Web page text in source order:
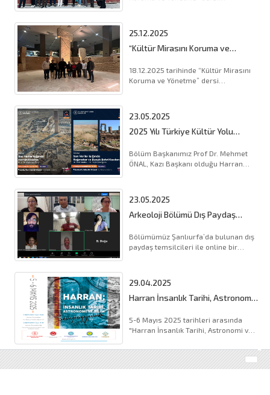
25.12.2025
“Kültür Mirasını Koruma ve
Şanlıurfa Müzesi'ne Ziyaret
18.12.2025 tarihinde “Kültür Mirasını
Koruma ve Yönetme” dersi
23.05.2025
2025 Yılı Türkiye Kültür Yolu
Hocalarımız Kazı Çalışmalarını
Anlatacaklar
Bölüm Başkanımız Prof Dr. Mehmet
ÖNAL, Kazı Başkanı olduğu Harran
23.05.2025
Arkeoloji Bölümü Dış Paydaş
2025 Bahar Dönemi Sonu)
Bölümümüz Şanlıurfa’da bulunan dış
paydaş temsilcileri ile online bir
29.04.2025
Harran İnsanlık Tarihi, Astronomi
5-6 Mayıs 2025 tarihleri arasında
"Harran İnsanlık Tarihi, Astronomi ve
SEMPOZYUM PROGRAMI iç (...).